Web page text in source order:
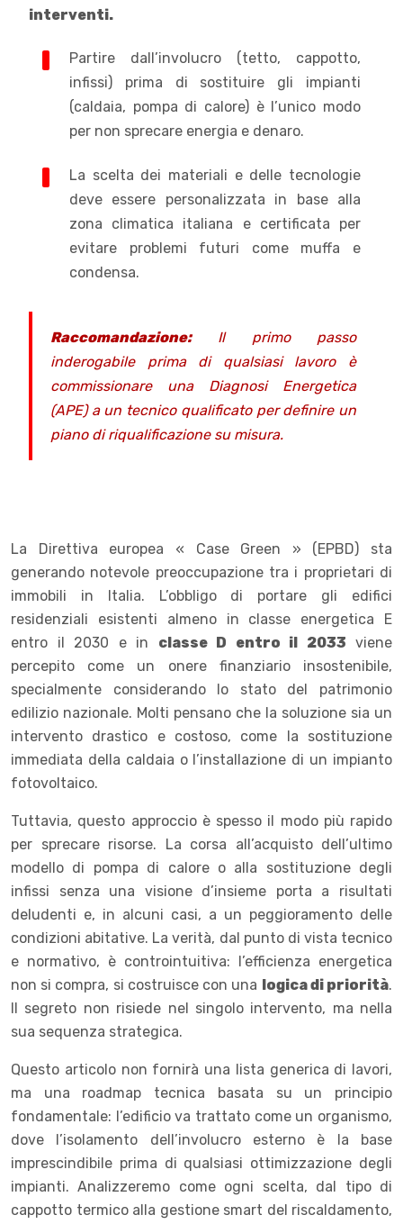
interventi.
Partire dall’involucro (tetto, cappotto,
infissi) prima di sostituire gli impianti
(caldaia, pompa di calore) è l’unico modo
per non sprecare energia e denaro.
La scelta dei materiali e delle tecnologie
deve essere personalizzata in base alla
zona climatica italiana e certificata per
evitare problemi futuri come muffa e
condensa.
Raccomandazione:Il primo passo
inderogabile prima di qualsiasi lavoro è
commissionare una Diagnosi Energetica
(APE) a un tecnico qualificato per definire un
piano di riqualificazione su misura.
La Direttiva europea « Case Green » (EPBD) sta
generando notevole preoccupazione tra i proprietari di
immobili in Italia. L’obbligo di portare gli edifici
residenziali esistenti almeno in classe energetica E
entro il 2030 e in classe D entro il 2033 viene
percepito come un onere finanziario insostenibile,
specialmente considerando lo stato del patrimonio
edilizio nazionale. Molti pensano che la soluzione sia un
intervento drastico e costoso, come la sostituzione
immediata della caldaia o l’installazione di un impianto
fotovoltaico.
Tuttavia, questo approccio è spesso il modo più rapido
per sprecare risorse. La corsa all’acquisto dell’ultimo
modello di pompa di calore o alla sostituzione degli
infissi senza una visione d’insieme porta a risultati
deludenti e, in alcuni casi, a un peggioramento delle
condizioni abitative. La verità, dal punto di vista tecnico
e normativo, è controintuitiva: l’efficienza energetica
non si compra, si costruisce con una logica di priorità.
Il segreto non risiede nel singolo intervento, ma nella
sua sequenza strategica.
Questo articolo non fornirà una lista generica di lavori,
ma una roadmap tecnica basata su un principio
fondamentale: l’edificio va trattato come un organismo,
dove l’isolamento dell’involucro esterno è la base
imprescindibile prima di qualsiasi ottimizzazione degli
impianti. Analizzeremo come ogni scelta, dal tipo di
cappotto termico alla gestione smart del riscaldamento,